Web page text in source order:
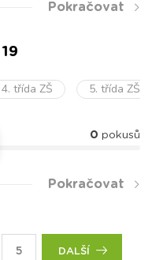
Pokračovat
4. třída ZŠ 5. třída ZŠ
0 pokusů
Pokračovat
5 DALŠÍ